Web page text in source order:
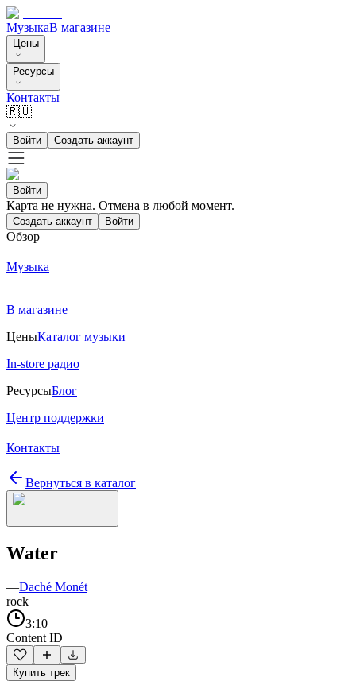
МузыкаВ магазине
Цены
Ресурсы
Контакты
🇷🇺
Войти Создать аккаунт
Войти
Карта не нужна. Отмена в любой момент.
Создать аккаунт Войти
Обзор
Музыка
В магазине
ЦеныКаталог музыки
In-store радио
РесурсыБлог
Центр поддержки
Контакты
Вернуться в каталог
Water
—Daché Monét
rock
3:10
Content ID
Купить трек